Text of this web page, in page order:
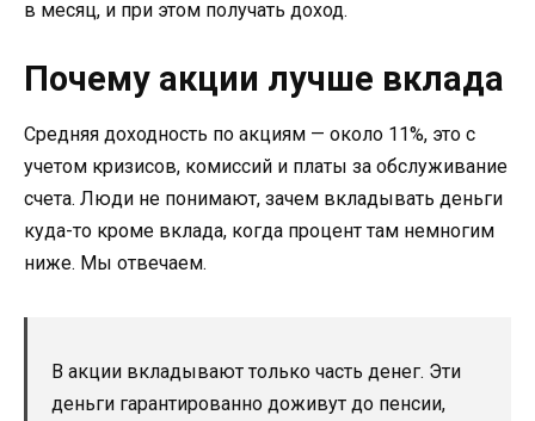
в месяц, и при этом получать доход.
Почему акции лучше вклада
Средняя доходность по акциям — около 11%, это с
учетом кризисов, комиссий и платы за обслуживание
счета. Люди не понимают, зачем вкладывать деньги
куда-то кроме вклада, когда процент там немногим
ниже. Мы отвечаем.
В акции вкладывают только часть денег. Эти
деньги гарантированно доживут до пенсии,